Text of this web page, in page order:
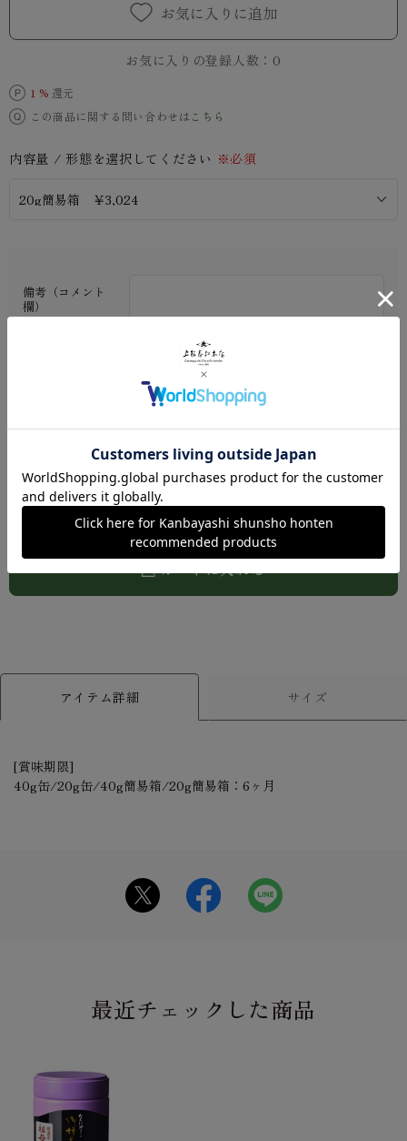
お気に入りに追加
お気に入りの登録人数： 0
1 % 還元
この商品に関する問い合わせは こちら
内容量 / 形態を選択してください ※必須
備考（コメント
欄）
数量：
カートに入れる
アイテム詳細 サイズ
[賞味期限]
40g缶/20g缶/40g簡易箱/20g簡易箱：6ヶ月
最近チェックした商品